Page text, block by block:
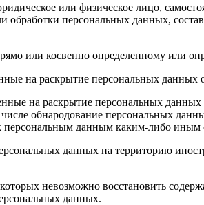
или физическое лицо,
персональных данных,
или косвенно определенному или
на раскрытие персональных
на раскрытие персональных
обнародование персональных
персональным данным каким-либо иным
данных на территорию
невозможно восстановить
данных.